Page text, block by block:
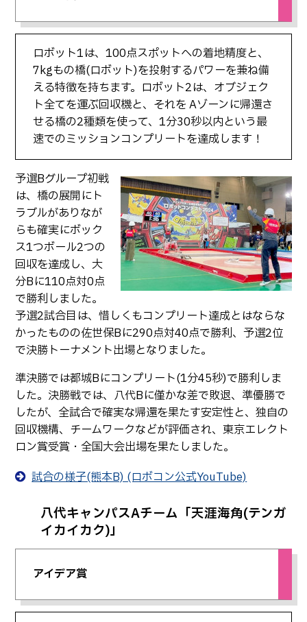
ロボット1は、100点スポットへの着地精度と、
7kgもの橋(ロボット)を投射するパワーを兼ね備
える特徴を持ちます。ロボット2は、オブジェク
ト全てを運ぶ回収機と、それを Aゾーンに帰還さ
せる橋の2種類を使って、1分30秒以内という最
速でのミッションコンプリートを達成します！
予選Bグループ初戦
は、橋の展開にト
ラブルがありなが
らも確実にボック
ス1つボール2つの
回収を達成し、大
分Bに110点対0点
で勝利しました。
予選2試合目は、惜しくもコンプリート達成とはならな
かったものの佐世保Bに290点対40点で勝利、予選2位
で決勝トーナメント出場となりました。
準決勝では都城Bにコンプリート(1分45秒)で勝利しま
した。決勝戦では、八代Bに僅かな差で敗退、準優勝で
したが、全試合で確実な帰還を果たす安定性と、独自の
回収機構、チームワークなどが評価され、東京エレクト
ロン賞受賞・全国大会出場を果たしました。
試合の様子(熊本B) (ロボコン公式YouTube)
八代キャンパスAチーム「天涯海角(テンガ
イカイカク)」
アイデア賞